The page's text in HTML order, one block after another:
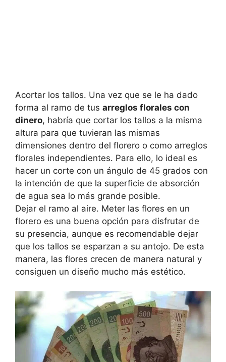
Acortar los tallos. Una vez que se le ha dado
forma al ramo de tus arreglos florales con
dinero, habría que cortar los tallos a la misma
altura para que tuvieran las mismas
dimensiones dentro del florero o como arreglos
florales independientes. Para ello, lo ideal es
hacer un corte con un ángulo de 45 grados con
la intención de que la superficie de absorción
de agua sea lo más grande posible.
Dejar el ramo al aire. Meter las flores en un
florero es una buena opción para disfrutar de
su presencia, aunque es recomendable dejar
que los tallos se esparzan a su antojo. De esta
manera, las flores crecen de manera natural y
consiguen un diseño mucho más estético.